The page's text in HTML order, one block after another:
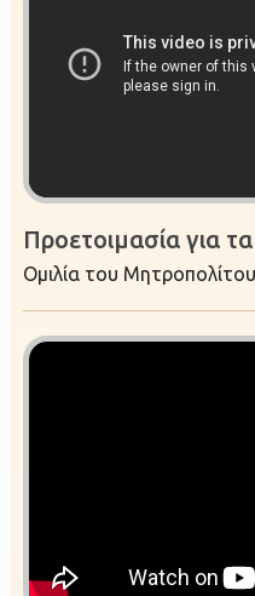
Προετοιμασία για
Ομιλία του Μητροπολίτου